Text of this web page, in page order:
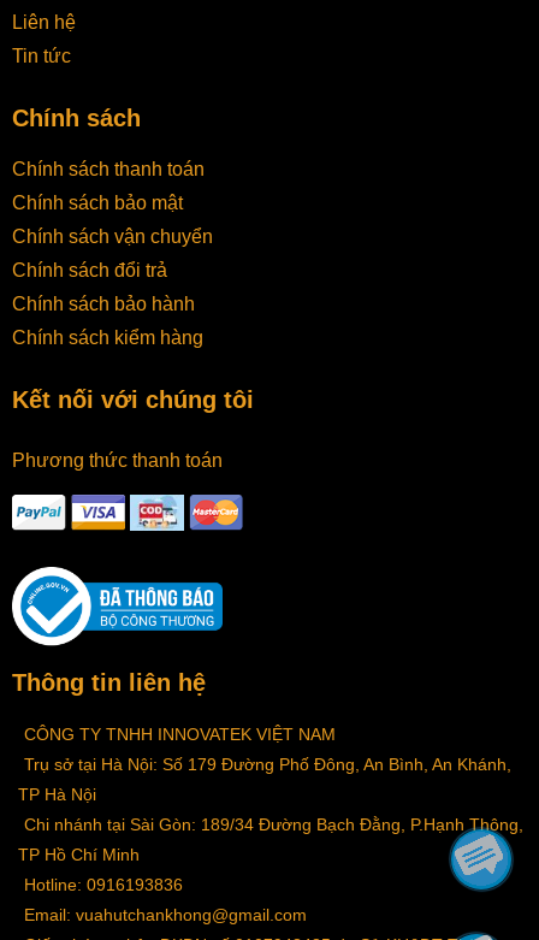
Liên hệ
Tin tức
Chính sách
Chính sách thanh toán
Chính sách bảo mật
Chính sách vận chuyển
Chính sách đổi trả
Chính sách bảo hành
Chính sách kiểm hàng
Kết nối với chúng tôi
Phương thức thanh toán
Thông tin liên hệ
CÔNG TY TNHH INNOVATEK VIỆT NAM
Trụ sở tại Hà Nội: Số 179 Đường Phố Đông, An Bình, An Khánh,
TP Hà Nội
Chi nhánh tại Sài Gòn: 189/34 Đường Bạch Đằng, P.Hạnh Thông,
TP Hồ Chí Minh
Hotline: 0916193836
Email: vuahutchankhong@gmail.com